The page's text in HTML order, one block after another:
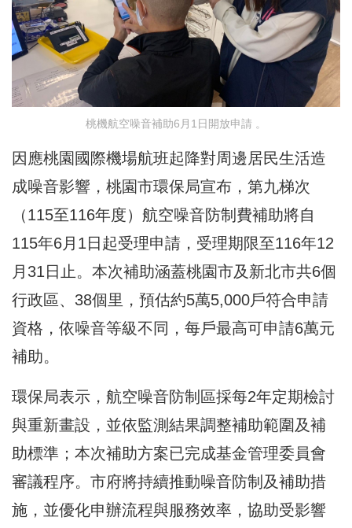
桃機航空噪音補助6月1日開放申請 。
因應桃園國際機場航班起降對周邊居民生活造
成噪音影響，桃園市環保局宣布，第九梯次
（115至116年度）航空噪音防制費補助將自
115年6月1日起受理申請，受理期限至116年12
月31日止。本次補助涵蓋桃園市及新北市共6個
行政區、38個里，預估約5萬5,000戶符合申請
資格，依噪音等級不同，每戶最高可申請6萬元
補助。
環保局表示，航空噪音防制區採每2年定期檢討
與重新畫設，並依監測結果調整補助範圍及補
助標準；本次補助方案已完成基金管理委員會
審議程序。市府將持續推動噪音防制及補助措
施，並優化申辦流程與服務效率，協助受影響